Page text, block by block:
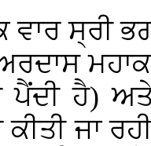
ਸ੍ਰੀ
ਪੈਂਦੀ ਹੈ)
ਜਾ